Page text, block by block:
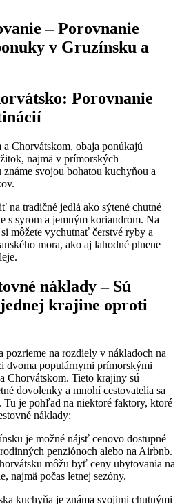
– Porovnanie
v Gruzínsku a
Porovnanie
Chorvátskom, obaja ponúkajú
najmä v prímorských
svojou bohatou kuchyňou a
na tradičné jedlá ako sýtené chutné
s syrom a jemným koriandrom. Na
môžete vychutnať čerstvé ryby a
mora, ako aj lahodné plnene
náklady – Sú
krajine oproti
pozrieme na rozdiely v nákladoch na
dvoma populárnymi prímorskými
Chorvátskom. Tieto krajiny sú
dovolenky a mnohí cestovatelia sa
Tu je pohľad na niektoré faktory, ktoré
náklady:
je možné nájsť cenovo dostupné
penziónoch alebo na Airbnb.
môžu byť ceny ubytovania na
najmä počas letnej sezóny.
kuchyňa je známa svojimi chutnými